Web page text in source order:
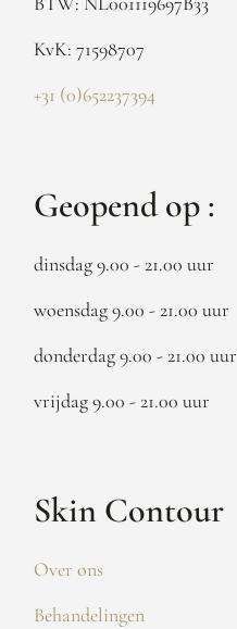
KvK: 71598707
+31 (0)652237394
Geopend op :
dinsdag 9.00 - 21.00 uur
woensdag 9.00 - 21.00 uur
donderdag 9.00 - 21.00 uur
vrijdag 9.00 - 21.00 uur
Skin Contour
Over ons
Behandelingen